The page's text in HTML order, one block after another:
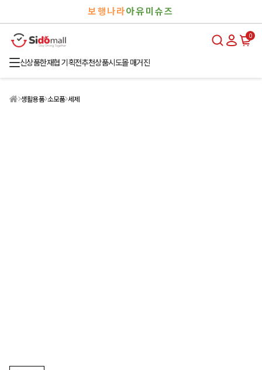
보행나라아유미슈즈
0
신상품한재협 기획전추천상품시도몰 매거진
생활용품 소모품 세제